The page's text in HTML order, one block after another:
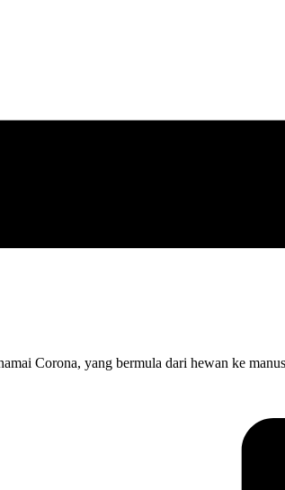
Corona, yang bermula dari hewan ke